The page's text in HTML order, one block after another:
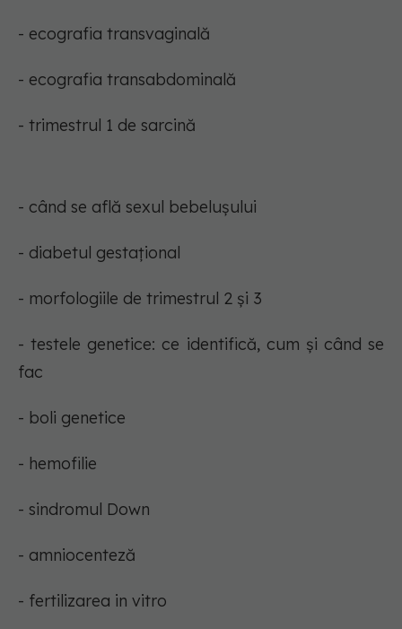
- ecografia transvaginală
- ecografia transabdominală
- trimestrul 1 de sarcină
- când se află sexul bebelușului
- diabetul gestațional
- morfologiile de trimestrul 2 și 3
- testele genetice: ce identifică, cum și când se
fac
- boli genetice
- hemofilie
- sindromul Down
- amniocenteză
- fertilizarea in vitro